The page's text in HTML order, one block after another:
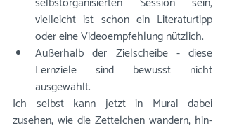
vielleicht ist schon ein Literaturtipp
oder eine Videoempfehlung nützlich.
Außerhalb der Zielscheibe - diese
Lernziele sind bewusst nicht
ausgewählt.
Ich selbst kann jetzt in Mural dabei
zusehen, wie die Zettelchen wandern, hin-